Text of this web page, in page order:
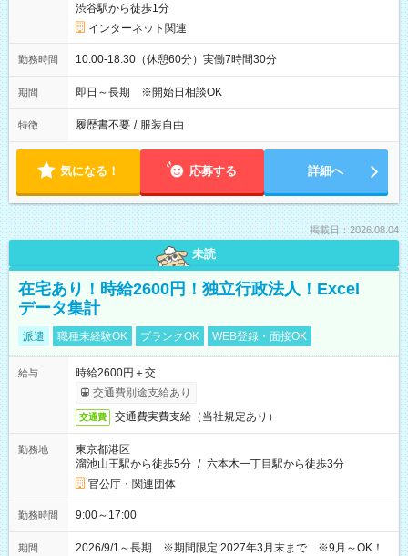
渋谷駅から徒歩1分
インターネット関連
勤務時間 10:00-18:30（休憩60分）実働7時間30分
期間 即日～長期 ※開始日相談OK
特徴 履歴書不要 / 服装自由
気になる！ 応募する 詳細へ
掲載日：2026.08.04
未読
在宅あり！時給2600円！独立行政法人！Excel
データ集計
派遣 職種未経験OK ブランクOK WEB登録・面接OK
給与
時給2600円＋交
交通費別途支給あり
交通費 交通費実費支給（当社規定あり）
勤務地
東京都港区
溜池山王駅から徒歩5分 / 六本木一丁目駅から徒歩3分
官公庁・関連団体
勤務時間 9:00～17:00
期間 2026/9/1～長期 ※期間限定:2027年3月末まで ※9月～OK！